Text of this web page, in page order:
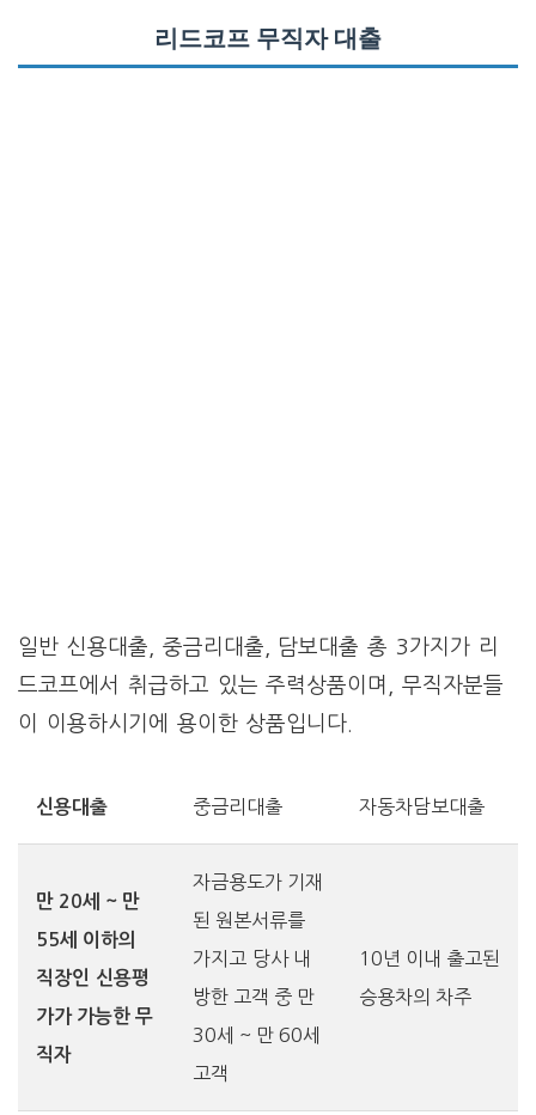
리드코프 무직자 대출
일반 신용대출, 중금리대출, 담보대출 총 3가지가 리
드코프에서 취급하고 있는 주력상품이며, 무직자분들
이 이용하시기에 용이한 상품입니다.
신용대출 중금리대출 자동차담보대출
만 20세 ~ 만
55세 이하의
직장인 신용평
가가 가능한 무
직자
자금용도가 기재
된 원본서류를
가지고 당사 내
방한 고객 중 만
30세 ~ 만 60세
고객
10년 이내 출고된
승용차의 차주